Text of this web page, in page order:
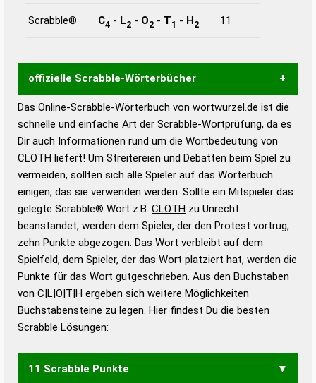
Scrabble® C4 - L2 - O2 - T1 - H2 11
offizielle Scrabble-Wörterbücher
Wortwurzel liefert mit Hilfe eines semantischen
Wortanalyse-Algorithmus gute Anhaltspunkte zu
Wortbedeutung, Worttrennung und Wortform, um die
Gültigkeit eines Wortes für das Scrabble-Spiel zu
bestimmen!
zugelassene Turnier Scrabble-
Wörterbücher sind:
Duden – Standardwerk in 12 Bänden
Duden – Richtiges und gutes
Deutsch
Duden – Die deutsche Grammatik
Duden – Deutsches
Das Online-Scrabble-Wörterbuch von wortwurzel.de ist die
schnelle und einfache Art der Scrabble-Wortprüfung, da es
Dir auch Informationen rund um die Wortbedeutung von
CLOTH liefert! Um Streitereien und Debatten beim Spiel zu
vermeiden, sollten sich alle Spieler auf das Wörterbuch
einigen, das sie verwenden werden. Sollte ein Mitspieler das
gelegte Scrabble® Wort z.B. CLOTH zu Unrecht
beanstandet, werden dem Spieler, der den Protest vortrug,
zehn Punkte abgezogen. Das Wort verbleibt auf dem
Spielfeld, dem Spieler, der das Wort platziert hat, werden die
Punkte für das Wort gutgeschrieben. Aus den Buchstaben
von C|L|O|T|H ergeben sich weitere Möglichkeiten
Buchstabensteine zu legen. Hier findest Du die besten
Scrabble Lösungen:
11 Scrabble Punkte